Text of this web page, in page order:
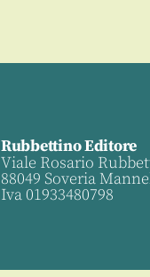
Rubbettino Editore
Viale Rosario
88049 Soveria
Iva 01933480798